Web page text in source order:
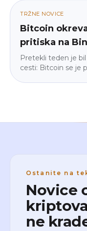
pametnejši od
katerem boš
TRŽNE NOVICE
Bitcoin
pritiska na
Pretekli teden je
cesti: Bitcoin se je
Ostanite na
Novice
ne